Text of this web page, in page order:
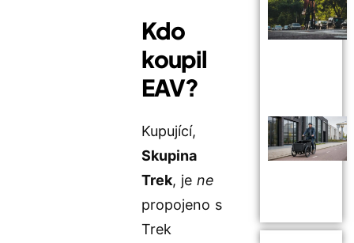
Kdo
koupil
EAV?
Kupující,
Skupina
Trek, jene
propojeno s
Trek